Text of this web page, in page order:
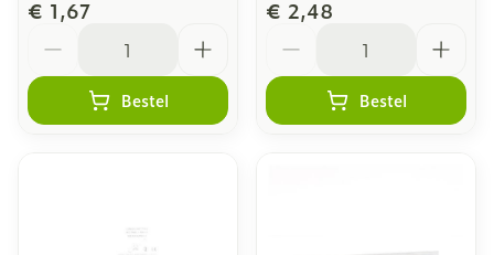
€ 1,67
Bestel
€ 2,48
Bestel